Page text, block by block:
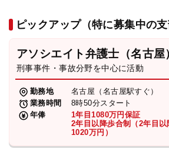
ピックアップ（特に募集中の支
アソシエイト弁護士（名古屋
刑事事件・事故分野を中心に活動
勤務地
名古屋（名古屋駅すぐ）
業務時間
8時50分スタート
年俸
1年目1080万円保証
2年目以降歩合制（2年目
1020万円）
弁護士・税理士
費用